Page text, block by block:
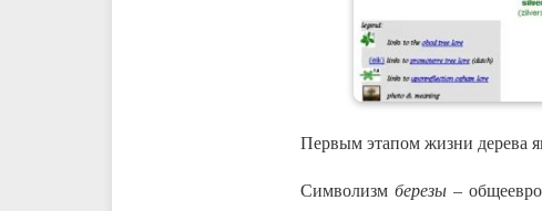
Первым этапом жизни дерева
Символизмберезы –